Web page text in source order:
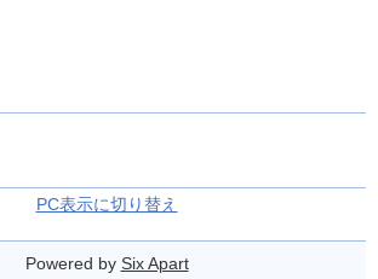
PC表示に切り替え
Powered by Six Apart